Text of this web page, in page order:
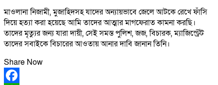
মাওলানা নিজামী, মুজাহিদসহ যাদের অন্যায়ভাবে জেলে আটকে রেখে ফাঁসি
দিয়ে হত্যা করা হয়েছে আমি তাদের আত্মার মাগফেরাত কামনা করছি।
তাদের মৃত্যুর জন্য যারা দায়ী, সেই সমস্ত পুলিশ, জজ, বিচারক, ম্যাজিস্ট্রেট
তাদের সবাইকে বিচারের আওতায় আনার দাবি জানান তিনি।
Share Now